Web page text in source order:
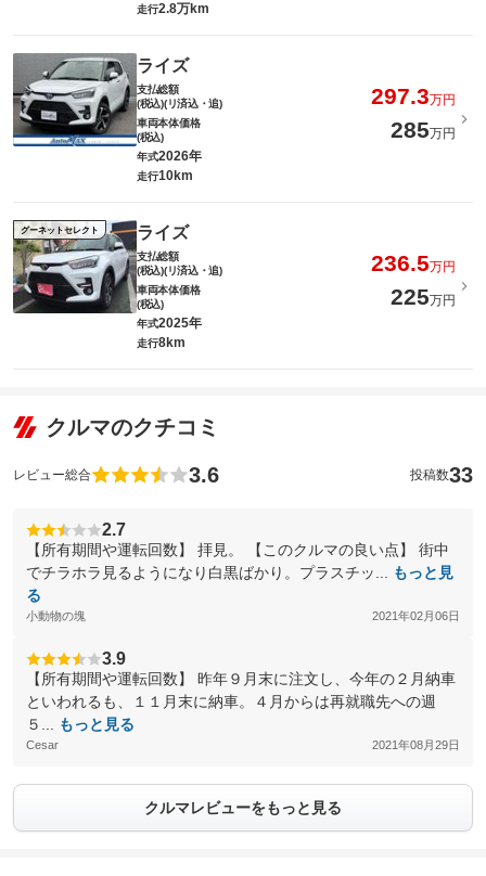
走行2.8万km
ライズ
支払総額
(税込)(リ済込・追)
297.3万円
車両本体価格
(税込)
285万円
年式2026年
走行10km
グーネットセレクト ライズ
支払総額
(税込)(リ済込・追)
236.5万円
車両本体価格
(税込)
225万円
年式2025年
走行8km
クルマのクチコミ
レビュー総合 3.6 投稿数33
2.7
【所有期間や運転回数】 拝見。 【このクルマの良い点】 街中
でチラホラ見るようになり白黒ばかり。プラスチッ...
もっと見
る
小動物の塊 2021年02月06日
3.9
【所有期間や運転回数】 昨年９月末に注文し、今年の２月納車
といわれるも、１１月末に納車。４月からは再就職先への週
５...
もっと見る
Cesar 2021年08月29日
クルマレビューをもっと見る